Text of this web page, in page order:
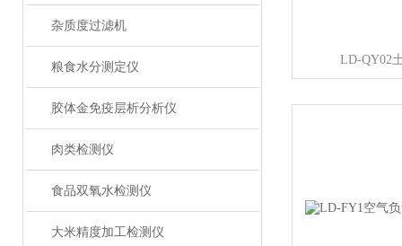
杂质度过滤机
粮食水分测定仪
胶体金免疫层析分析仪
肉类检测仪
食品双氧水检测仪
大米精度加工检测仪
LD-QY02